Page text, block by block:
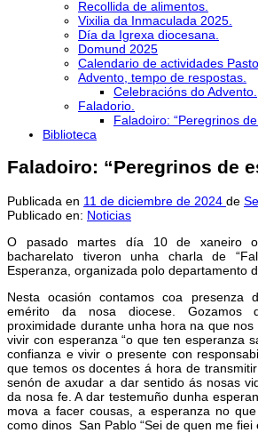
Recollida de alimentos.
Vixilia da Inmaculada 2025.
Día da Igrexa diocesana.
Domund 2025
Calendario de actividades
Advento, tempo de respostas.
Celebracións do Advento.
Faladorio.
Faladoiro: “Peregrinos de
Biblioteca
Faladoiro: “Peregrinos de
Publicada en 11 de diciembre de 2024 de
Publicado en: Noticias
O pasado martes día 10 de xaneiro
bacharelato tiveron unha charla de
Esperanza, organizada polo departamento
Nesta ocasión contamos coa presenza
emérito da nosa diocese. Gozamos
proximidade durante unha hora na que
vivir con esperanza “o que ten esperanza
confianza e vivir o presente con
que temos os docentes á hora de
senón de axudar a dar sentido ás nosas
da nosa fe. A dar testemuño dunha
mova a facer cousas, a esperanza no
como dinos San Pablo “Sei de quen me fiei